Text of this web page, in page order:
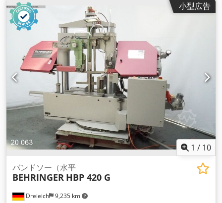
小型広告
1 / 10
Dreieich 9,235 km
バンドソー（水平
BEHRINGER HBP 420 G